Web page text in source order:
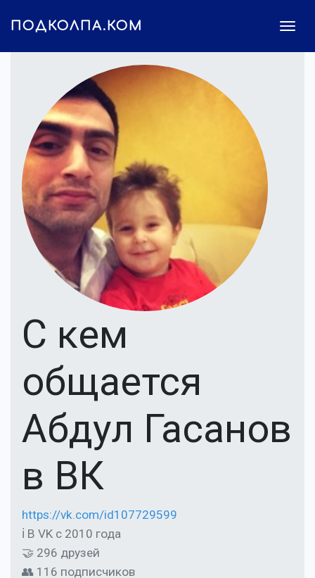
ПОДКОЛПА.КОМ
С кем
общается
Абдул Гасанов
в ВК
https://vk.com/id107729599
ℹ В VK с 2010 года
🤝 296 друзей
👥 116 подписчиков